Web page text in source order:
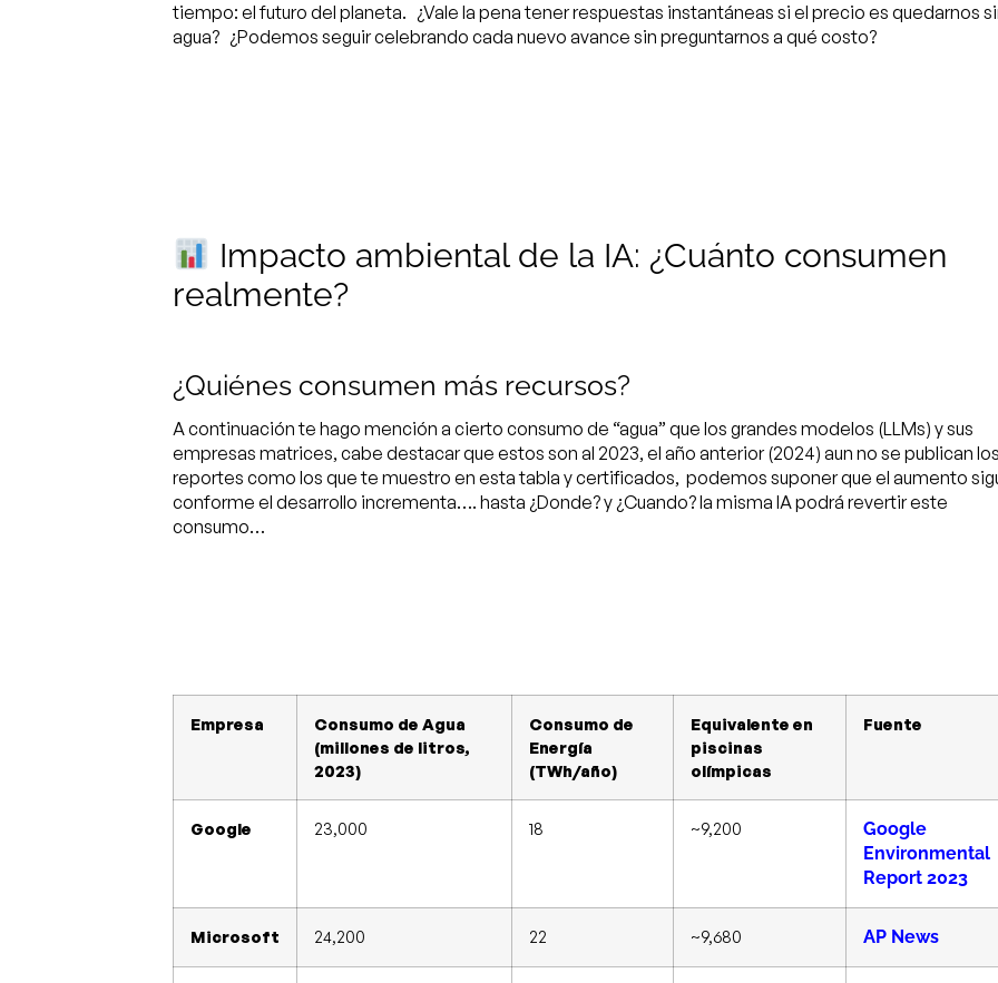
tiempo: el futuro del planeta. ¿Vale la pena tener respuestas instantáneas si el precio es quedarnos
agua? ¿Podemos seguir celebrando cada nuevo avance sin preguntarnos a qué costo?
Impacto ambiental de la IA: ¿Cuánto consumen
realmente?
¿Quiénes consumen más recursos?
A continuación te hago mención a cierto consumo de “agua” que los grandes modelos (LLMs) y sus
empresas matrices, cabe destacar que estos son al 2023, el año anterior (2024) aun no se publican
reportes como los que te muestro en esta tabla y certificados, podemos suponer que el aumento
conforme el desarrollo incrementa…. hasta ¿Donde? y ¿Cuando? la misma IA podrá revertir este
consumo…
Empresa
Consumo de Agua
(millones de litros,
2023)
Consumo de
Energía
(TWh/año)
Equivalente en
piscinas
olímpicas
Fuente
Google 23,000 18 ~9,200
Google
Environmental
Report 2023
Microsoft 24,200 22 ~9,680 AP News